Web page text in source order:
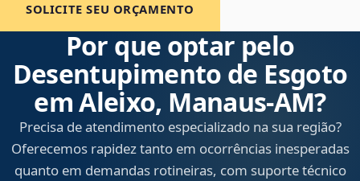
SOLICITE SEU ORÇAMENTO
Por que optar pelo
Desentupimento de Esgoto
em Aleixo, Manaus‑AM?
Precisa de atendimento especializado na sua região?
Oferecemos rapidez tanto em ocorrências inesperadas
quanto em demandas rotineiras, com suporte técnico